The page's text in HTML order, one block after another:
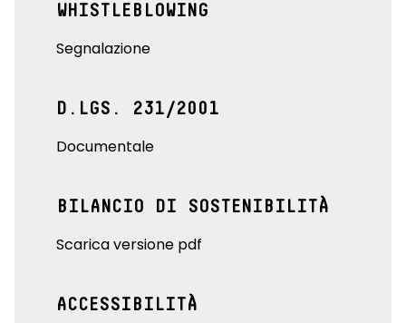
WHISTLEBLOWING
Segnalazione
D.LGS. 231/2001
Documentale
BILANCIO DI SOSTENIBILITÀ
Scarica versione pdf
ACCESSIBILITÀ